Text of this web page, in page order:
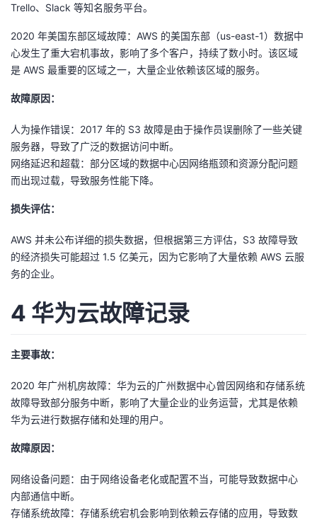
Trello、Slack 等知名服务平台。
2020 年美国东部区域故障：AWS 的美国东部（us-east-1）数据中
心发生了重大宕机事故，影响了多个客户，持续了数小时。该区域
是 AWS 最重要的区域之一，大量企业依赖该区域的服务。
故障原因：
人为操作错误：2017 年的 S3 故障是由于操作员误删除了一些关键
服务器，导致了广泛的数据访问中断。
网络延迟和超载：部分区域的数据中心因网络瓶颈和资源分配问题
而出现过载，导致服务性能下降。
损失评估：
AWS 并未公布详细的损失数据，但根据第三方评估，S3 故障导致
的经济损失可能超过 1.5 亿美元，因为它影响了大量依赖 AWS 云服
务的企业。
4 华为云故障记录
主要事故：
2020 年广州机房故障：华为云的广州数据中心曾因网络和存储系统
故障导致部分服务中断，影响了大量企业的业务运营，尤其是依赖
华为云进行数据存储和处理的用户。
故障原因：
网络设备问题：由于网络设备老化或配置不当，可能导致数据中心
内部通信中断。
存储系统故障：存储系统宕机会影响到依赖云存储的应用，导致数